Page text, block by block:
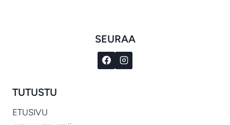
SEURAA
TUTUSTU
ETUSIVU